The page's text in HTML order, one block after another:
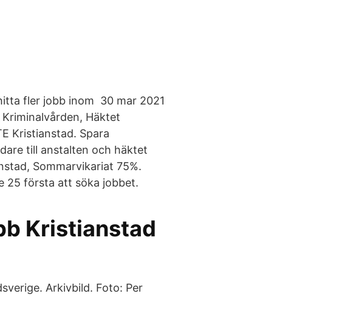
fler jobb inom 30 mar 2021
Häktet
Kristianstad. Spara
till anstalten och häktet
Sommarvikariat 75%.
25 första att söka jobbet.
Kristianstad
Arkivbild. Foto: Per